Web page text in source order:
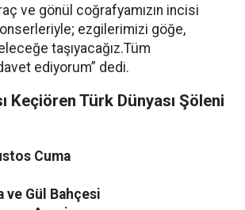
ve gönül coğrafyamızın incisi
ezgilerimizi göğe,
taşıyacağız.Tüm
ediyorum” dedi.
Keçiören Türk Dünyası Şöleni
Cuma
ve Gül Bahçesi